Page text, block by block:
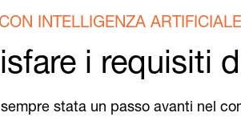
INTELLIGENZA
i requisiti
stata un passo avanti nel